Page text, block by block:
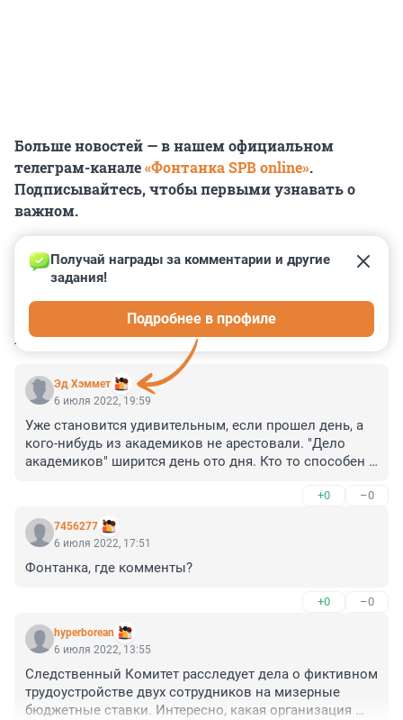
Больше новостей — в нашем официальном
телеграм-канале«Фонтанка SPB online».
Подписывайтесь, чтобы первыми узнавать о
важном.
КОММЕНТАРИИ 11
Эд Хэммет
Получай награды за комментарии и другие
задания!
Подробнее в профиле
6 июля 2022, 19:59
Уже становится удивительным, если прошел день, а
кого-нибудь из академиков не арестовали. "Дело
академиков" ширится день ото дня. Кто то способен
ученые? Просто власти завершают процесс разгрома
российской науки.
+0 –0
7456277
6 июля 2022, 17:51
Фонтанка, где комменты?
+0 –0
hyperborean
6 июля 2022, 13:55
Следственный Комитет расследует дела о фиктивном
трудоустройстве двух сотрудников на мизерные
бюджетные ставки. Интересно, какая организация